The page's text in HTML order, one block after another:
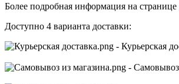
Более подробная информация на странице
Доступно 4 варианта доставки:
- Курьерская
- Самовывоз